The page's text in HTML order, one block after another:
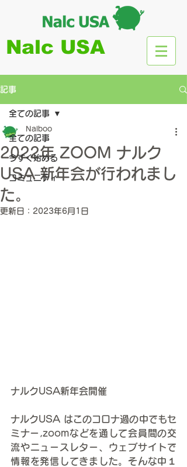
Nalc USA
記事
全ての記事
今すぐ始める
コミュニティ
全ての記事
2022年 ZOOM ナルク
USA 新年会が行われまし
た。
Nalboo
更新日： 2023年6月1日
ナルクUSA新年会開催
ナルクUSA はこのコロナ過の中でもセ
ミナー,zoomなどを通して会員間の交
流やニュースレター、ウェブサイトで
情報を発信してきました。そんな中１